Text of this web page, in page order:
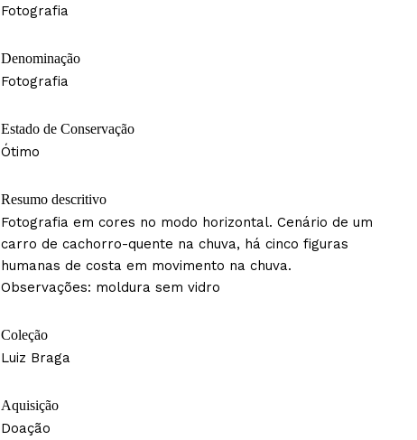
Fotografia
Denominação
Fotografia
Estado de Conservação
Ótimo
Resumo descritivo
Fotografia em cores no modo horizontal. Cenário de um
carro de cachorro-quente na chuva, há cinco figuras
humanas de costa em movimento na chuva.
Observações: moldura sem vidro
Coleção
Luiz Braga
Aquisição
Doação